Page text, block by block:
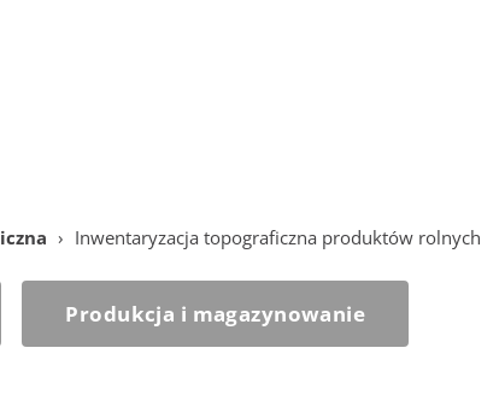
› Inwentaryzacja topograficzna produktów rolnych
Produkcja i magazynowanie